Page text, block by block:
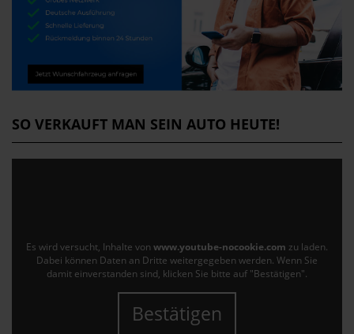
SO VERKAUFT MAN SEIN AUTO HEUTE!
Es wird versucht, Inhalte von www.youtube-nocookie.com zu laden.
Dabei können Daten an Dritte weitergegeben werden. Wenn Sie
damit einverstanden sind, klicken Sie bitte auf "Bestätigen".
Bestätigen